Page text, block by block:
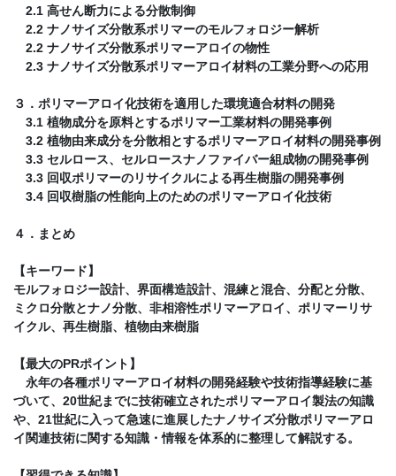
2.1 高せん断力による分散制御
2.2 ナノサイズ分散系ポリマーのモルフォロジー解析
2.2 ナノサイズ分散系ポリマーアロイの物性
2.3 ナノサイズ分散系ポリマーアロイ材料の工業分野への応用
３．ポリマーアロイ化技術を適用した環境適合材料の開発
3.1 植物成分を原料とするポリマー工業材料の開発事例
3.2 植物由来成分を分散相とするポリマーアロイ材料の開発事例
3.3 セルロース、セルロースナノファイバー組成物の開発事例
3.3 回収ポリマーのリサイクルによる再生樹脂の開発事例
3.4 回収樹脂の性能向上のためのポリマーアロイ化技術
４．まとめ
【キーワード】
モルフォロジー設計、界面構造設計、混練と混合、分配と分散、
ミクロ分散とナノ分散、非相溶性ポリマーアロイ、ポリマーリサ
イクル、再生樹脂、植物由来樹脂
【最大のPRポイント】
永年の各種ポリマーアロイ材料の開発経験や技術指導経験に基
づいて、20世紀までに技術確立されたポリマーアロイ製法の知識
や、21世紀に入って急速に進展したナノサイズ分散ポリマーアロ
イ関連技術に関する知識・情報を体系的に整理して解説する。